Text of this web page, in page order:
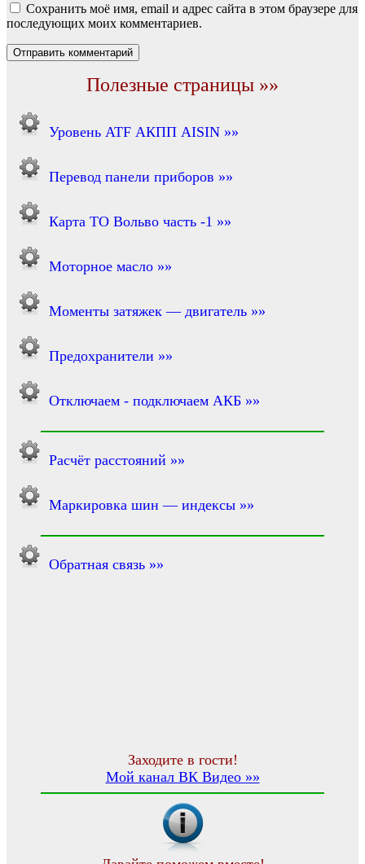
Сохранить моё имя, email и адрес сайта в этом браузере для
последующих моих комментариев.
Полезные страницы »»
Уровень ATF АКПП AISIN »»
Перевод панели приборов »»
Карта ТО Вольво часть -1 »»
Моторное масло »»
Моменты затяжек — двигатель »»
Предохранители »»
Отключаем - подключаем АКБ »»
Расчёт расстояний »»
Маркировка шин — индексы »»
Обратная связь »»
Заходите в гости!
Мой канал ВК Видео »»